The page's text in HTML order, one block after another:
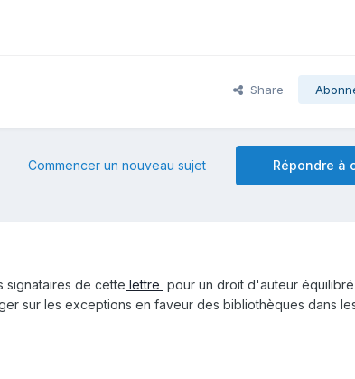
Share
Répondre à
Commencer un nouveau sujet
signataires de cette lettre pour un droit d'auteur
sur les exceptions en faveur des bibliothèques dans